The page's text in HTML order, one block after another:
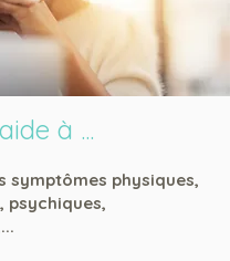
à ...
symptômes physiques,
psychiques,